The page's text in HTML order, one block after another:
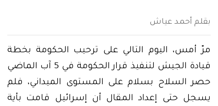
بقلم أحمد عياش
مرّ أمس، اليوم التالي على ترحيب الحكومة بخطة
قيادة الجيش لتنفيذ قرار الحكومة في 5 آب الماضي
حصر السلاح بسلام على المستوى الميداني، فلم
يسجل حتى إعداد المقال أن إسرائيل قامت بأية